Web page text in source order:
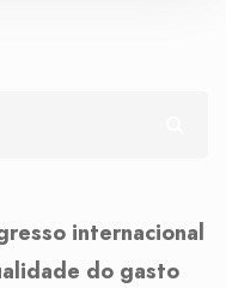
internacional
do gasto